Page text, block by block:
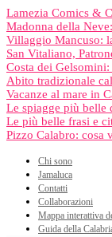
Lamezia Comics &
Madonna della
Villaggio Mancuso:
San Vitaliano,
Costa dei
Abito tradizionale
Vacanze al mare in
Le spiagge più belle
Le più belle frasi e
Pizzo Calabro: cosa
Chi sono
Jamaluca
Contatti
Collaborazioni
Mappa interattiva
Guida della